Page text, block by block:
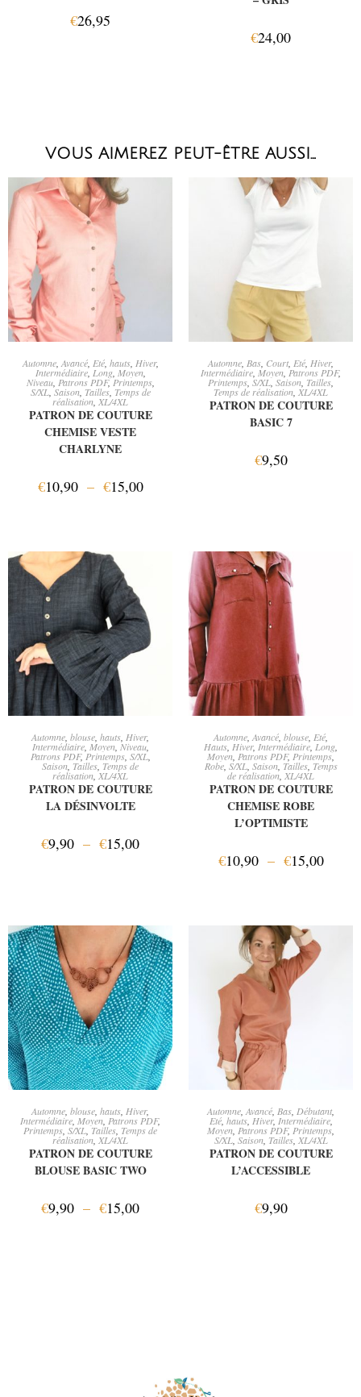
€26,95
€24,00
VOUS AIMEREZ PEUT-ÊTRE AUSSI…
CHOIX DES OPTIONS
Automne, Avancé, Eté, hauts, Hiver,
Intermédiaire, Long, Moyen,
Niveau, Patrons PDF,Printemps,
S/XL,Saison, Tailles, Temps de
réalisation, XL/4XL
PATRON DE COUTURE
CHEMISE VESTE
CHARLYNE
€10,90 – €15,00
AJOUTER AU PANIER
Automne, Bas, Court, Eté, Hiver,
Intermédiaire, Moyen, Patrons PDF,
Printemps, S/XL, Saison, Tailles,
Temps de réalisation, XL/4XL
PATRON DE COUTURE
BASIC 7
€9,50
CHOIX DES OPTIONS
Automne, blouse, hauts, Hiver,
Intermédiaire, Moyen, Niveau,
Patrons PDF,Printemps, S/XL,
Saison, Tailles, Temps de
réalisation,XL/4XL
PATRON DE COUTURE
LA DÉSINVOLTE
€9,90 – €15,00
CHOIX DES OPTIONS
Automne, Avancé, blouse, Eté,
Hauts, Hiver, Intermédiaire, Long,
Moyen, Patrons PDF, Printemps,
Robe, S/XL, Saison, Tailles, Temps
de réalisation, XL/4XL
PATRON DE COUTURE
CHEMISE ROBE
L’OPTIMISTE
€10,90 – €15,00
CHOIX DES OPTIONS
Automne, blouse, hauts, Hiver,
Intermédiaire, Moyen, Patrons PDF,
Printemps, S/XL,Tailles, Temps de
réalisation, XL/4XL
PATRON DE COUTURE
BLOUSE BASIC TWO
€9,90 – €15,00
AJOUTER AU PANIER
Automne, Avancé, Bas, Débutant,
Eté, hauts, Hiver, Intermédiaire,
Moyen, Patrons PDF, Printemps,
S/XL, Saison, Tailles, XL/4XL
PATRON DE COUTURE
L’ACCESSIBLE
€9,90